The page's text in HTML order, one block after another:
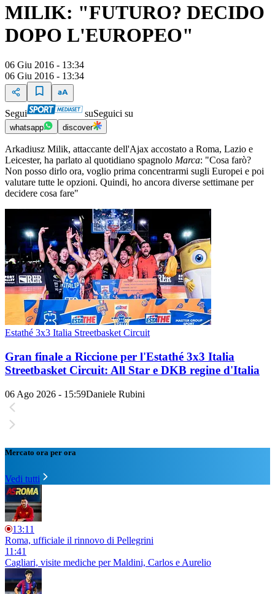
MILIK: "FUTURO? DECIDO
DOPO L'EUROPEO"
06 Giu 2016 - 13:34
06 Giu 2016 - 13:34
Segui suSeguici su
whatsapp discover
Arkadiusz Milik, attaccante dell'Ajax accostato a Roma, Lazio e
Leicester, ha parlato al quotidiano spagnolo Marca: "Cosa farò?
Non posso dirlo ora, voglio prima concentrarmi sugli Europei e poi
valutare tutte le opzioni. Quindi, ho ancora diverse settimane per
decidere cosa fare"
Estathé 3x3 Italia Streetbasket Circuit
Gran finale a Riccione per l'Estathé 3x3 Italia
Streetbasket Circuit: All Star e DKB regine d'Italia
06 Ago 2026 - 15:59Daniele Rubini
Mercato ora per ora
Vedi tutti
13:11
Roma, ufficiale il rinnovo di Pellegrini
11:41
Cagliari, visite mediche per Maldini, Carlos e Aurelio